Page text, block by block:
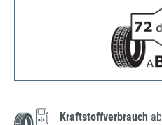
Kraftstoffverbrauch